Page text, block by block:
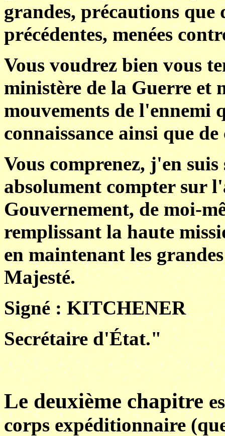
grandes, précautions que
précédentes, menées
Vous voudrez bien vous
ministère de la Guerre et
mouvements de l'ennemi
connaissance ainsi que
Vous comprenez, j'en
absolument compter sur
Gouvernement, de moi-
remplissant la haute
en maintenant les
Majesté.
Signé : KITCHENER
Secrétaire d'État."
Le deuxième chapitre
corps expéditionnaire